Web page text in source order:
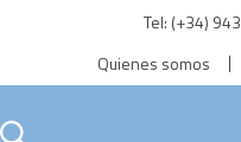
Tel: (+34)
Quienes somos